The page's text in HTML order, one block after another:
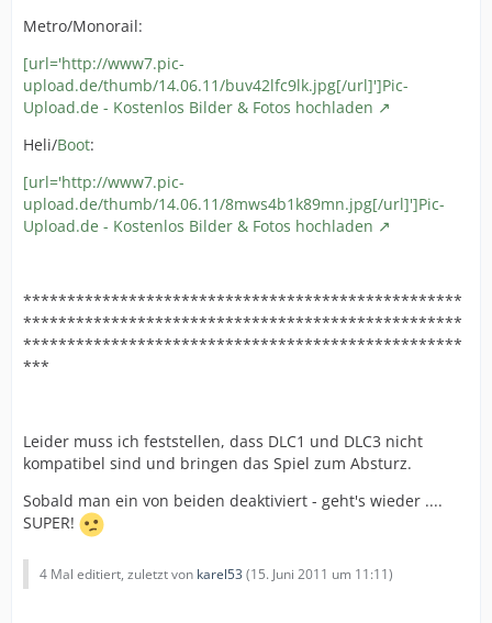
Metro/Monorail:
[url='http://www7.pic-
upload.de/thumb/14.06.11/buv42lfc9lk.jpg[/url]']Pic-
Upload.de - Kostenlos Bilder & Fotos hochladen
Heli/Boot:
[url='http://www7.pic-
upload.de/thumb/14.06.11/8mws4b1k89mn.jpg[/url]']Pic-
Upload.de - Kostenlos Bilder & Fotos hochladen
**************************************************
**************************************************
**************************************************
***
Leider muss ich feststellen, dass DLC1 und DLC3 nicht
kompatibel sind und bringen das Spiel zum Absturz.
Sobald man ein von beiden deaktiviert - geht's wieder ....
SUPER!
4 Mal editiert, zuletzt von karel53 (15. Juni 2011 um 11:11)